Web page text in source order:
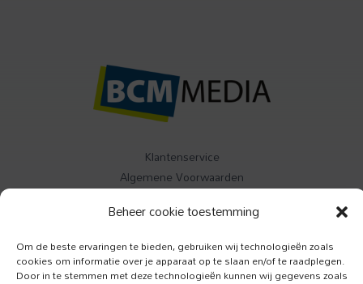
Beheer cookie toestemming
Om de beste ervaringen te bieden, gebruiken wij technologieën zoals
cookies om informatie over je apparaat op te slaan en/of te raadplegen.
Door in te stemmen met deze technologieën kunnen wij gegevens zoals
Klantenservice
Algemene Voorwaarden
Buitenleven
Specials